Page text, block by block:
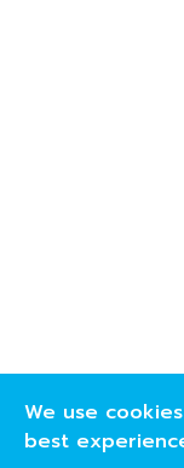
We use
best